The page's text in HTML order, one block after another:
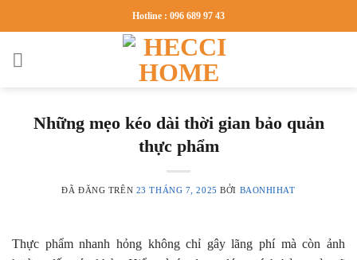
đến
dung
Hotline : 096 689 97 43
Những mẹo kéo dài thời gian bảo quản
thực phẩm
ĐÃ ĐĂNG TRÊN 23 THÁNG 7, 2025 BỞI BAONHIHAT
Thực phẩm nhanh hỏng không chỉ gây lãng phí mà còn ảnh